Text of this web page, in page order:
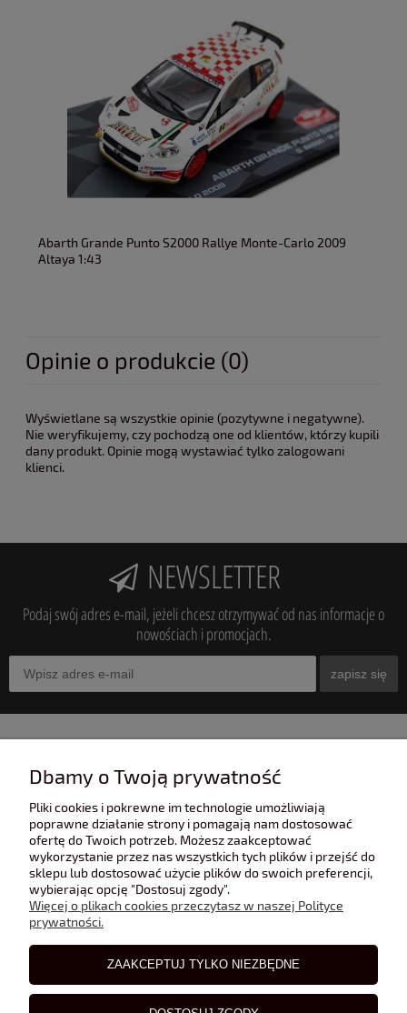
Abarth Grande Punto S2000 Rallye Monte-Carlo 2009
Altaya 1:43
Opinie o produkcie (0)
Wyświetlane są wszystkie opinie (pozytywne i negatywne).
Nie weryfikujemy, czy pochodzą one od klientów, którzy kupili
dany produkt. Opinie mogą wystawiać tylko zalogowani
klienci.
NEWSLETTER
Podaj swój adres e-mail, jeżeli chcesz otrzymywać od nas informacje o
nowościach i promocjach.
zapisz się
POMOC
POLECANE STRONY
BLOG
Dbamy o Twoją prywatność
Pliki cookies i pokrewne im technologie umożliwiają
poprawne działanie strony i pomagają nam dostosować
ofertę do Twoich potrzeb. Możesz zaakceptować
wykorzystanie przez nas wszystkich tych plików i przejść do
sklepu lub dostosować użycie plików do swoich preferencji,
wybierając opcję "Dostosuj zgody".
Więcej o plikach cookies przeczytasz w naszej Polityce
prywatności.
ZAAKCEPTUJ TYLKO NIEZBĘDNE